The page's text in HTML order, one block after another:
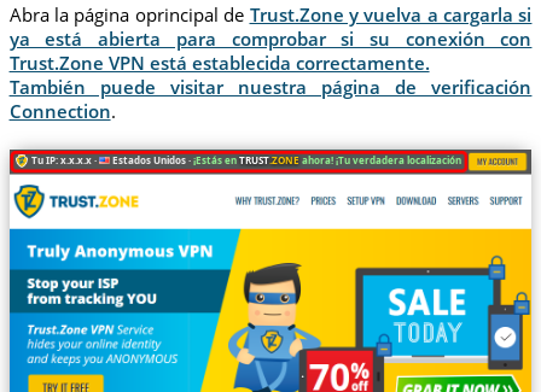
Abra la página oprincipal de Trust.Zone y vuelva a cargarla si
ya está abierta para comprobar si su conexión con
Trust.Zone VPN está establecida correctamente.
También puede visitar nuestra página de verificación
Connection.
Tu IP: x.x.x.x · Estados Unidos ·¡Estás enTRUST.ZONE ahora! ¡Tu verdadera localización está oculta!